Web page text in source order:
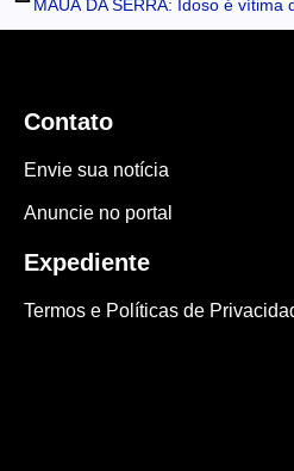
MAUÁ DA SERRA: Idoso é
Contato
Envie sua notícia
Anuncie no portal
Expediente
Termos e Políticas de